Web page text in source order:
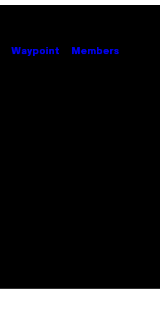
Waypoint Members